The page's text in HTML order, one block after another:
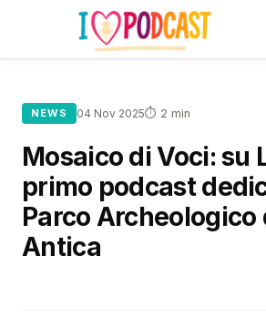
NEWS 04 Nov 2025⏱ 2 min
Mosaico di Voci: su
primo podcast
Parco Archeologico
Antica